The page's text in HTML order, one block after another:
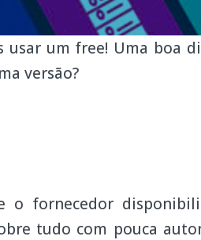
um free! Uma boa
versão?
o fornecedor
tudo com pouca